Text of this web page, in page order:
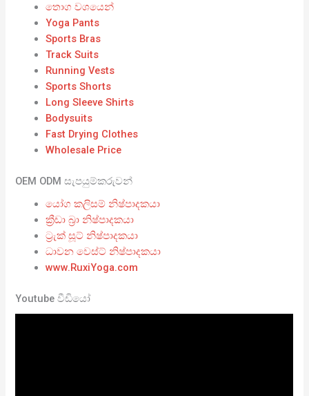
තොග වශයෙන්
Yoga Pants
Sports Bras
Track Suits
Running Vests
Sports Shorts
Long Sleeve Shirts
Bodysuits
Fast Drying Clothes
Wholesale Price
OEM ODM සැපයුම්කරුවන්
යෝග කලිසම් නිෂ්පාදකයා
ක්‍රීඩා බ්‍රා නිෂ්පාදකයා
ට්‍රැක් සූට් නිෂ්පාදකයා
ධාවන වෙස්ට් නිෂ්පාදකයා
www.RuxiYoga.com
Youtube වීඩියෝ